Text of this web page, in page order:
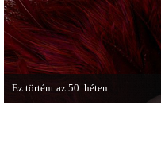
Ez történt az 50. héten